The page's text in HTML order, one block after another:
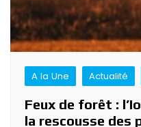
A la Une Actualité
Feux de forêt :
la rescousse des